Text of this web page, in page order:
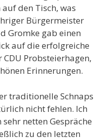
den Tisch, was
Bürgermeister
Gromke gab einen
auf die erfolgreiche
Probsteierhagen,
Erinnerungen.
traditionelle Schnaps
nicht fehlen. Ich
netten Gespräche
zu den letzten